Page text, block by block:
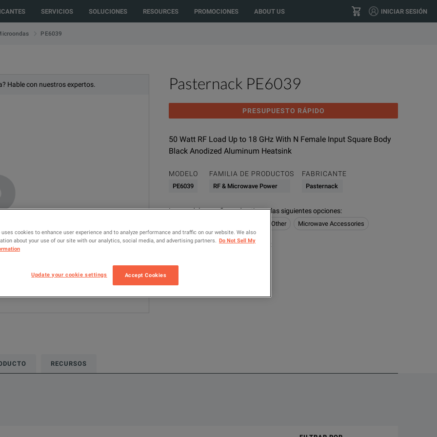
another country or region to see content and products specific to your location? US GO
SERVICIOS SOLUCIONES RESOURCES PROMOCIONES ABOUT US INICIAR SESIÓN
PE6039
Hable con nuestros expertos. Pasternack PE6039
PRESUPUESTO RÁPIDO
50 Watt RF Load Up to 18 GHz With N Female Input Square Body
Black Anodized Aluminum Heatsink
MODELO
PE6039
FAMILIA DE PRODUCTOS
RF & Microwave Power
FABRICANTE
Pasternack
Los modelos configurados tienen las siguientes opciones:
Noise & Other Microwave Accessories
AÑADIR PARA COMPARAR
RECURSOS
cookies to enhance user experience and to analyze performance and traffic on our website. We also
about your use of our site with our analytics, social media, and advertising partners.
Do Not Sell My
Update your cookie settings Accept Cookies